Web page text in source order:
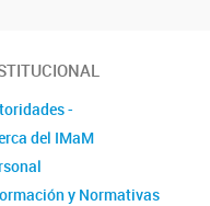
-
del IMaM
y Normativas